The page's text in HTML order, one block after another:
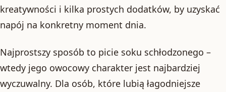
kreatywności i kilka prostych dodatków, by uzyskać
napój na konkretny moment dnia.
Najprostszy sposób to picie soku schłodzonego –
wtedy jego owocowy charakter jest najbardziej
wyczuwalny. Dla osób, które lubią łagodniejsze